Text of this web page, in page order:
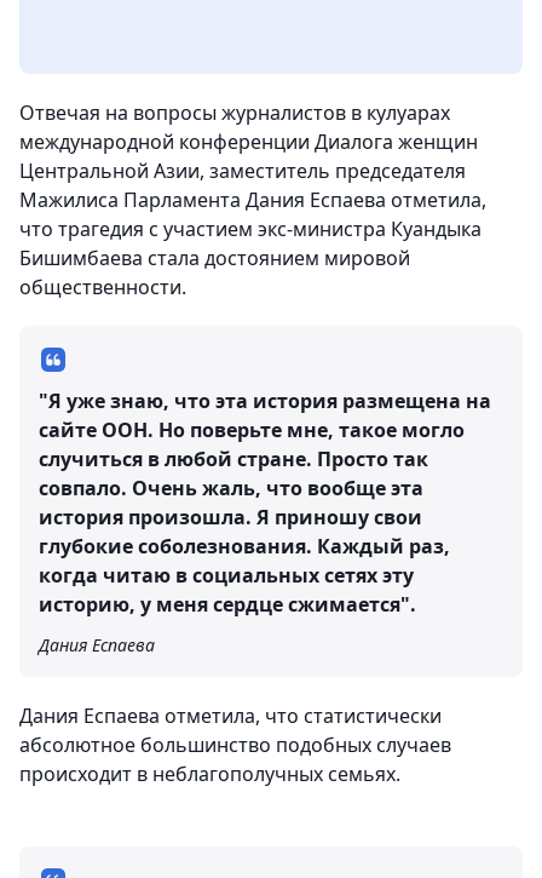
Отвечая на вопросы журналистов в кулуарах
международной конференции Диалога женщин
Центральной Азии, заместитель председателя
Мажилиса Парламента Дания Еспаева отметила,
что трагедия с участием экс-министра Куандыка
Бишимбаева стала достоянием мировой
общественности.
"Я уже знаю, что эта история размещена на
сайте ООН. Но поверьте мне, такое могло
случиться в любой стране. Просто так
совпало. Очень жаль, что вообще эта
история произошла. Я приношу свои
глубокие соболезнования. Каждый раз,
когда читаю в социальных сетях эту
историю, у меня сердце сжимается".
Дания Еспаева
Дания Еспаева отметила, что статистически
абсолютное большинство подобных случаев
происходит в неблагополучных семьях.